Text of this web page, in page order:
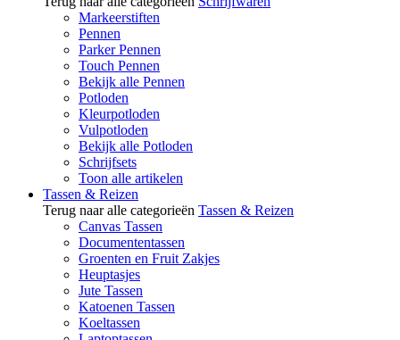
Markeerstiften
Pennen
Parker Pennen
Touch Pennen
Bekijk alle Pennen
Potloden
Kleurpotloden
Vulpotloden
Bekijk alle Potloden
Schrijfsets
Toon alle artikelen
Tassen & Reizen
Terug naar alle categorieën Tassen & Reizen
Canvas Tassen
Documententassen
Groenten en Fruit Zakjes
Heuptasjes
Jute Tassen
Katoenen Tassen
Koeltassen